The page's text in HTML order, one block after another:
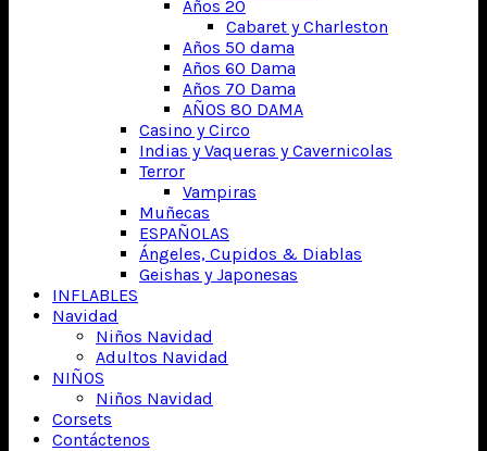
Años 20
Cabaret y Charleston
Años 50 dama
Años 60 Dama
Años 70 Dama
AÑOS 80 DAMA
Casino y Circo
Indias y Vaqueras y Cavernicolas
Terror
Vampiras
Muñecas
ESPAÑOLAS
Ángeles, Cupidos & Diablas
Geishas y Japonesas
INFLABLES
Navidad
Niños Navidad
Adultos Navidad
NIÑOS
Niños Navidad
Corsets
Contáctenos